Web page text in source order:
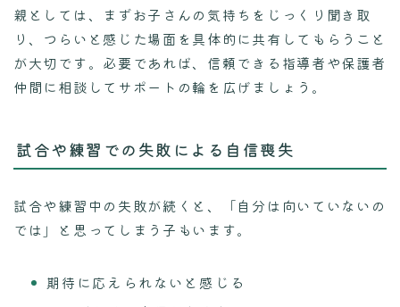
親としては、まずお子さんの気持ちをじっくり聞き取
り、つらいと感じた場面を具体的に共有してもらうこと
が大切です。必要であれば、信頼できる指導者や保護者
仲間に相談してサポートの輪を広げましょう。
試合や練習での失敗による自信喪失
試合や練習中の失敗が続くと、「自分は向いていないの
では」と思ってしまう子もいます。
期待に応えられないと感じる